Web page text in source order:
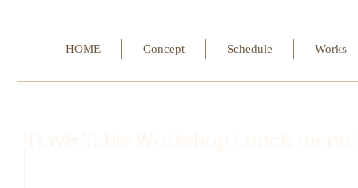
HOME Concept Schedule Works